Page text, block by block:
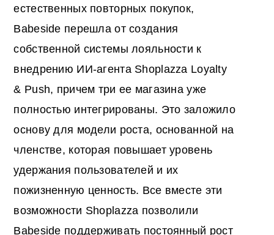
естественных повторных покупок,
Babeside перешла от создания
собственной системы лояльности к
внедрению ИИ-агента Shoplazza Loyalty
& Push, причем три ее магазина уже
полностью интегрированы. Это заложило
основу для модели роста, основанной на
членстве, которая повышает уровень
удержания пользователей и их
пожизненную ценность. Все вместе эти
возможности Shoplazza позволили
Babeside поддерживать постоянный рост